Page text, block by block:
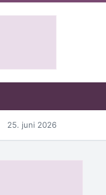
25. juni 2026